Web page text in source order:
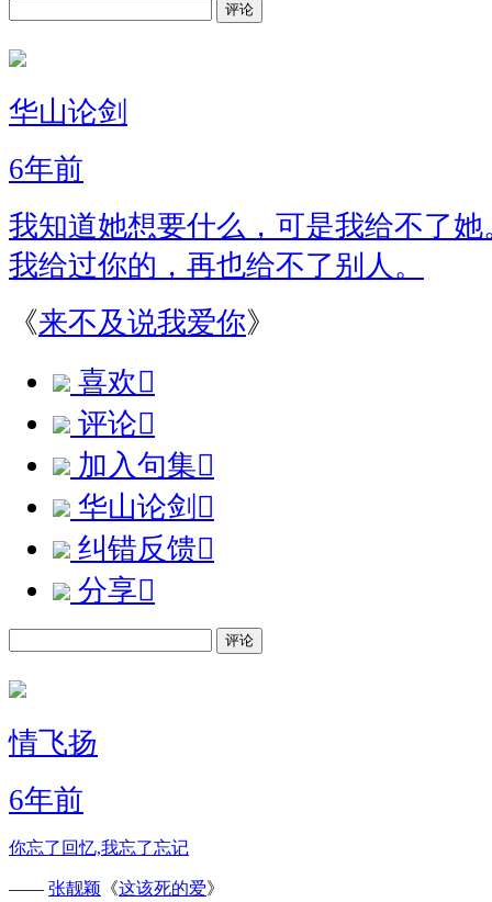
评论
华山论剑
6年前
我知道她想要什么，可是我给不了她
我给过你的，再也给不了别人。
《来不及说我爱你》
喜欢
评论
加入句集
华山论剑 
纠错反馈
分享
评论
情飞扬
6年前
你忘了回忆,我忘了忘记
—— 张靓颖 《这该死的爱》